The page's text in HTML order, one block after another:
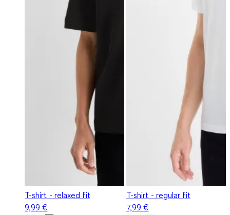
T-shirt - relaxed fit
9,99 €
T-shirt - regular fit
7,99 €